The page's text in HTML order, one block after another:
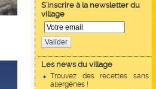
S'inscrire à la newsletter du
village
Valider
Les news du village
Trouvez des recettes sans
allergènes !